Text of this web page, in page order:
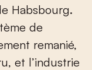
Habsbourg.
de
remanié,
et l’industrie